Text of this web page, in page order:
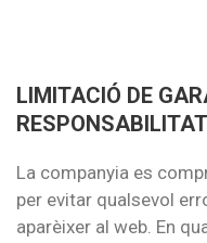
LIMITACIÓ DE
La companyia es
per evitar qualsevol
aparèixer al web. En